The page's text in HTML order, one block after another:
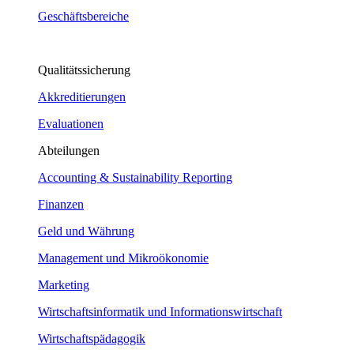
Geschäftsbereiche
Qualitätssicherung
Akkreditierungen
Evaluationen
Abteilungen
Accounting & Sustainability Reporting
Finanzen
Geld und Währung
Management und Mikroökonomie
Marketing
Wirtschaftsinformatik und Informationswirtschaft
Wirtschaftspädagogik